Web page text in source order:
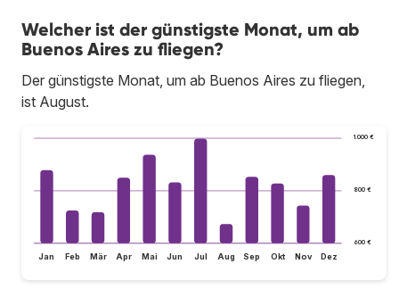
Welcher ist der günstigste Monat, um ab
Buenos Aires zu fliegen?
Der günstigste Monat, um ab Buenos Aires zu fliegen,
ist August.
600 €
800 €
1.000 €
Jan Feb Mär Apr Mai Jun Jul Aug Sep Okt Nov Dez